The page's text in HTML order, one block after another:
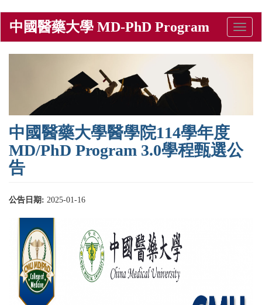
main
content
中國醫藥大學 MD-PhD Program
Toggle
中國醫藥大學醫學院114學年度
MD/PhD Program 3.0學程甄選公
告
公告日期: 2025-01-16